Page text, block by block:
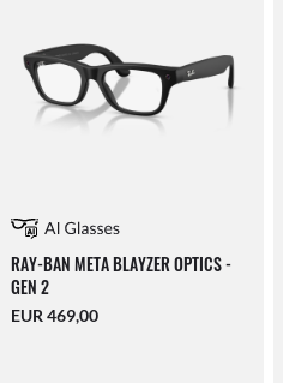
RAY-BAN META BLAYZER OPTICS -
GEN 2
EUR 469,00